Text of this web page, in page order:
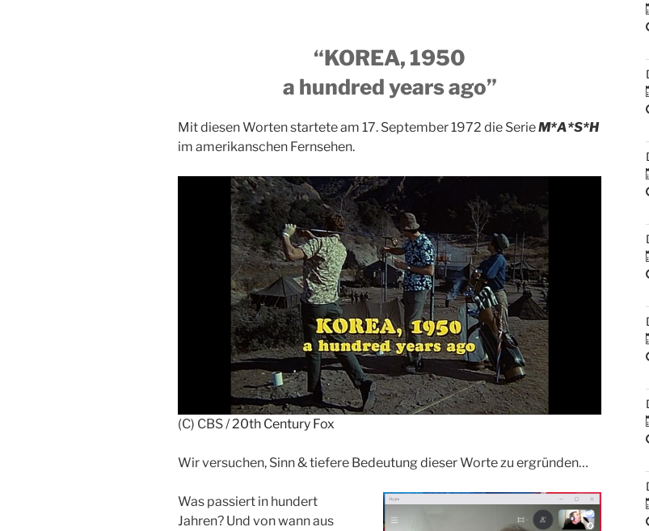
“KOREA, 1950
a hundred years ago”
Mit diesen Worten startete am 17. September 1972 die SerieM*A*S*H
im amerikanschen Fernsehen.
(C) CBS /20th Century Fox
Wir versuchen, Sinn & tiefere Bedeutung dieser Worte zu ergründen…
Was passiert in hundert
Jahren? Und von wann aus